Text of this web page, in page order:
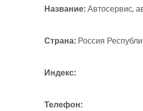
Название:Автосервис,
Страна: Россия
Индекс:
Телефон: